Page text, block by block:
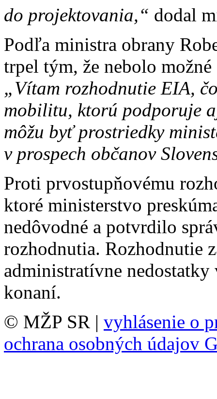
do projektovania,“ dodal
Podľa ministra obrany
trpel tým, že nebolo
„Vítam rozhodnutie EIA,
mobilitu, ktorú podporuje
môžu byť prostriedky
v prospech občanov
Proti prvostupňovému
ktoré ministerstvo
nedôvodné a potvrdilo
rozhodnutia. Rozhodnutie
administratívne
konaní.
© MŽP SR | vyhlásenie o
ochrana osobných údajov